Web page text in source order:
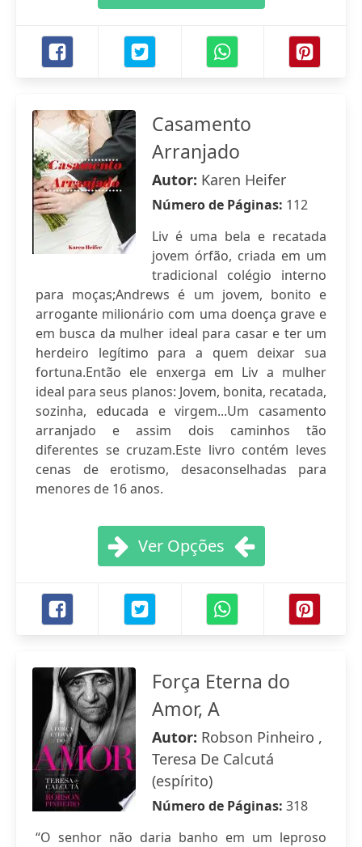
Casamento
Arranjado
Autor: Karen Heifer
Número de Páginas: 112
Liv é uma bela e recatada
jovem órfão, criada em um
tradicional colégio interno
para moças;Andrews é um jovem, bonito e
arrogante milionário com uma doença grave e
em busca da mulher ideal para casar e ter um
herdeiro legítimo para a quem deixar sua
fortuna.Então ele enxerga em Liv a mulher
ideal para seus planos: Jovem, bonita, recatada,
sozinha, educada e virgem...Um casamento
arranjado e assim dois caminhos tão
diferentes se cruzam.Este livro contém leves
cenas de erotismo, desaconselhadas para
menores de 16 anos.
Ver Opções
Força Eterna do
Amor, A
Autor: Robson Pinheiro ,
Teresa De Calcutá
(espírito)
Número de Páginas: 318
“O senhor não daria banho em um leproso